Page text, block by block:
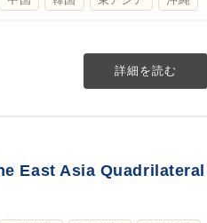
詳細を読む
East Asia Quadrilateral